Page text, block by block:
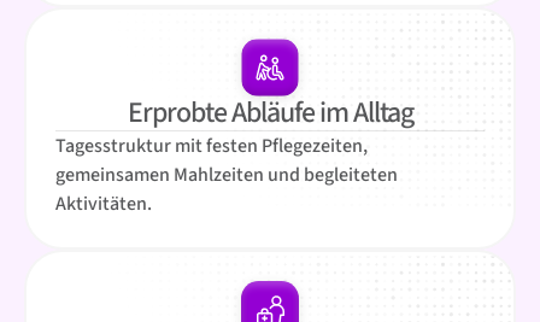
Erprobte Abläufe im Alltag
Tagesstruktur mit festen Pflegezeiten,
gemeinsamen Mahlzeiten und begleiteten
Aktivitäten.